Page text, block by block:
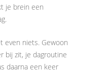
je brein een
even niets. Gewoon
bij zit, je dagroutine
daarna een keer